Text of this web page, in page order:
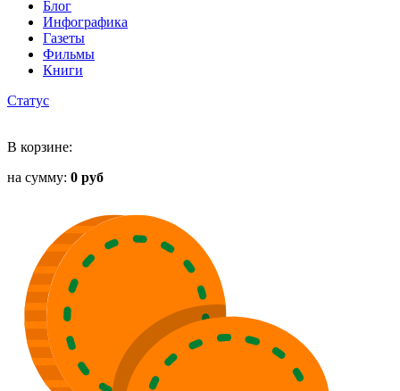
Блог
Инфографика
Газеты
Фильмы
Книги
Статус
В корзине:
на сумму: 0 руб